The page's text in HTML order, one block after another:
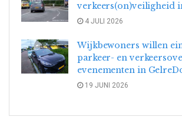
verkeers(on)veiligheid
4 JULI 2026
Wijkbewoners willen
parkeer- en
evenementen in
19 JUNI 2026